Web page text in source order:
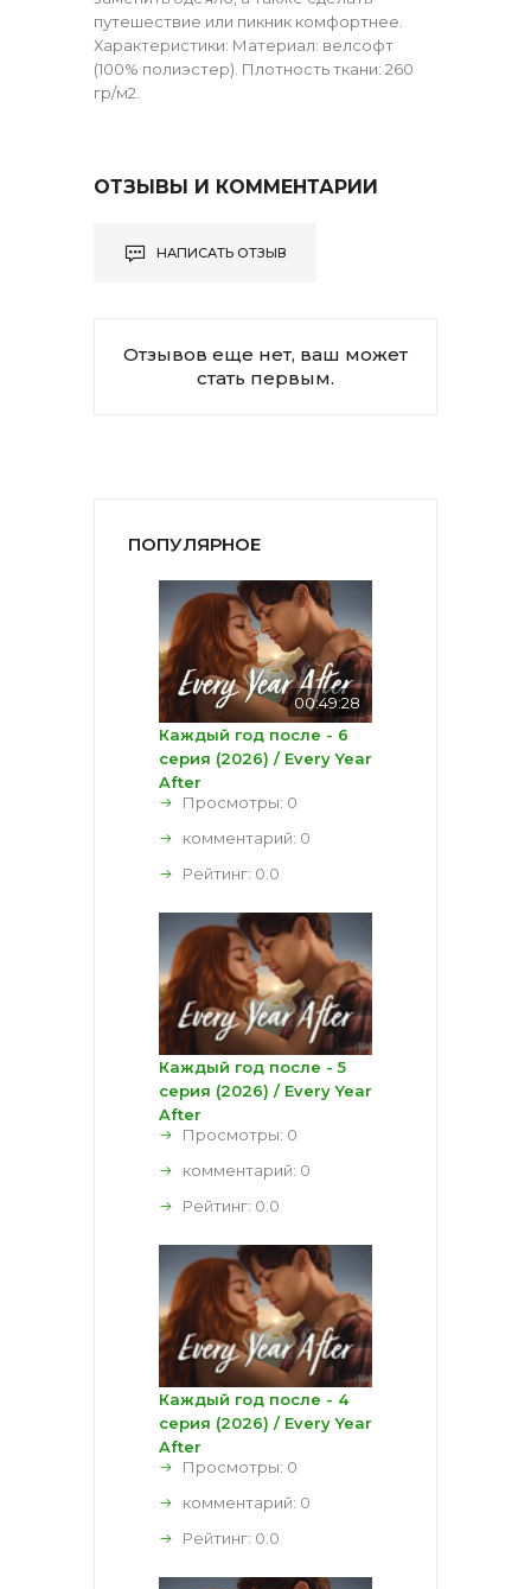
путешествие или пикник комфортнее.
Характеристики: Материал: велсофт
(100% полиэстер). Плотность ткани: 260
гр/м2.
ОТЗЫВЫ И КОММЕНТАРИИ
НАПИСАТЬ ОТЗЫВ
Отзывов еще нет, ваш может
стать первым.
ПОПУЛЯРНОЕ
00:49:28
Каждый год после - 6
серия (2026) / Every Year
After
Просмотры: 0
комментарий: 0
Рейтинг: 0.0
Каждый год после - 5
серия (2026) / Every Year
After
Просмотры: 0
комментарий: 0
Рейтинг: 0.0
Каждый год после - 4
серия (2026) / Every Year
After
Просмотры: 0
комментарий: 0
Рейтинг: 0.0